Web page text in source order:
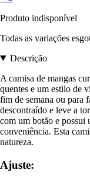
Produto indisponível
Todas as variações
Descrição
A camisa de mangas
quentes e um estilo de
fim de semana ou para
descontraído e leve a
com um botão e possui
conveniência. Esta
natureza.
Ajuste: